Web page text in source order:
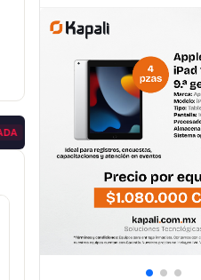
▼PROVEEDOR DE MADERA CERRADA
• • •